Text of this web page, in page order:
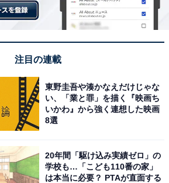
ンドラの果実～科学犯罪捜査ファ
日本テレビ系）、NHK大河ドラマ
出演。端正なルックスとスタイル
語も話せる知的な雰囲気が魅力で
ると「目が大きくて綺麗な顔立ち
／埼玉県）、「スタイルもよくブラ
に顔立ちが男らしくもあり綺麗だ
女性／京都府）といった声がありま
注目の連載
東野圭吾や湊かなえだけじゃな
い、「業と罪」を描く『映画ち
いかわ』から強く連想した映画
8選
20年間「駆け込み実績ゼロ」の
学校も…「こども110番の家」
は本当に必要？ PTAが直面する